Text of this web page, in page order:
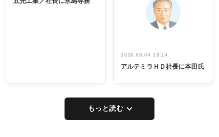
出席
2026.08.04 15:14
アルテミラＨＤ社長に本田氏
もっと読む